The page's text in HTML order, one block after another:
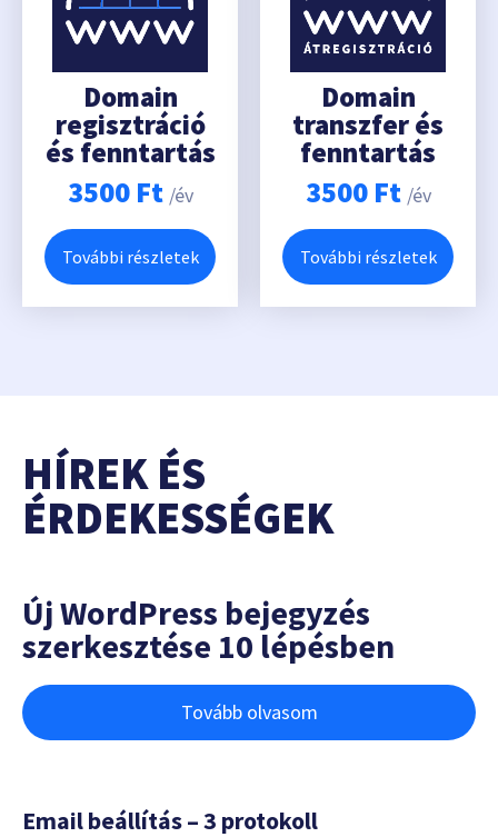
Domain
regisztráció
és fenntartás
3500 Ft /év
További részletek
Domain
transzfer és
fenntartás
3500 Ft /év
További részletek
HÍREK ÉS
ÉRDEKESSÉGEK
Új WordPress bejegyzés
szerkesztése 10 lépésben
Tovább olvasom
Email beállítás – 3 protokoll